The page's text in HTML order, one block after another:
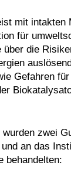
mit
für
die
Gefahren
zwei
an das
behandelten: